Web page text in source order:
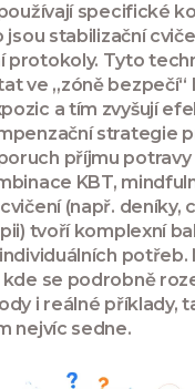
specifické
jsou stabilizační
protokoly. Tyto
ve „zóně bezpečí“
a tím zvyšují
strategie
příjmu
KBT,
(např. deníky,
tvoří komplexní
potřeb.
kde se podrobně
i reálné příklady,
nejvíc sedne.